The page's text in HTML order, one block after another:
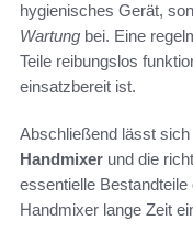
hygienisches Gerät,
Wartung bei. Eine
Teile reibungslos
einsatzbereit ist.
Abschließend lässt
Handmixer und die
essentielle
Handmixer lange Zeit